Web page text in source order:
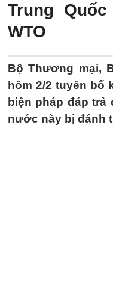
Trung
WTO
Bộ Thương mại,
hôm 2/2 tuyên bố
biện pháp đáp
nước này bị đánh